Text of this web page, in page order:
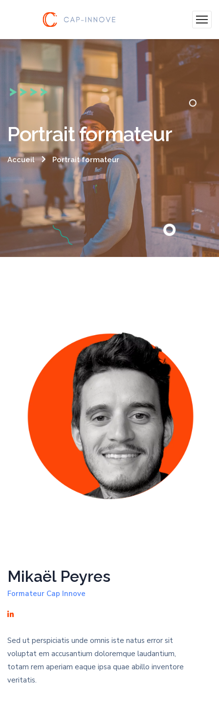
Portrait formateur
Accueil Portrait formateur
Mikaël Peyres
Formateur Cap Innove
Sed ut perspiciatis unde omnis iste natus error sit
voluptat em accusantium doloremque laudantium,
totam rem aperiam eaque ipsa quae abillo inventore
veritatis.